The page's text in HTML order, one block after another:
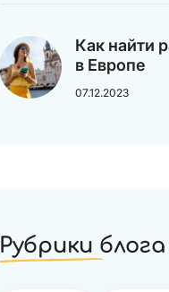
Как найти
в Европе
07.12.2023
Рубрики блога